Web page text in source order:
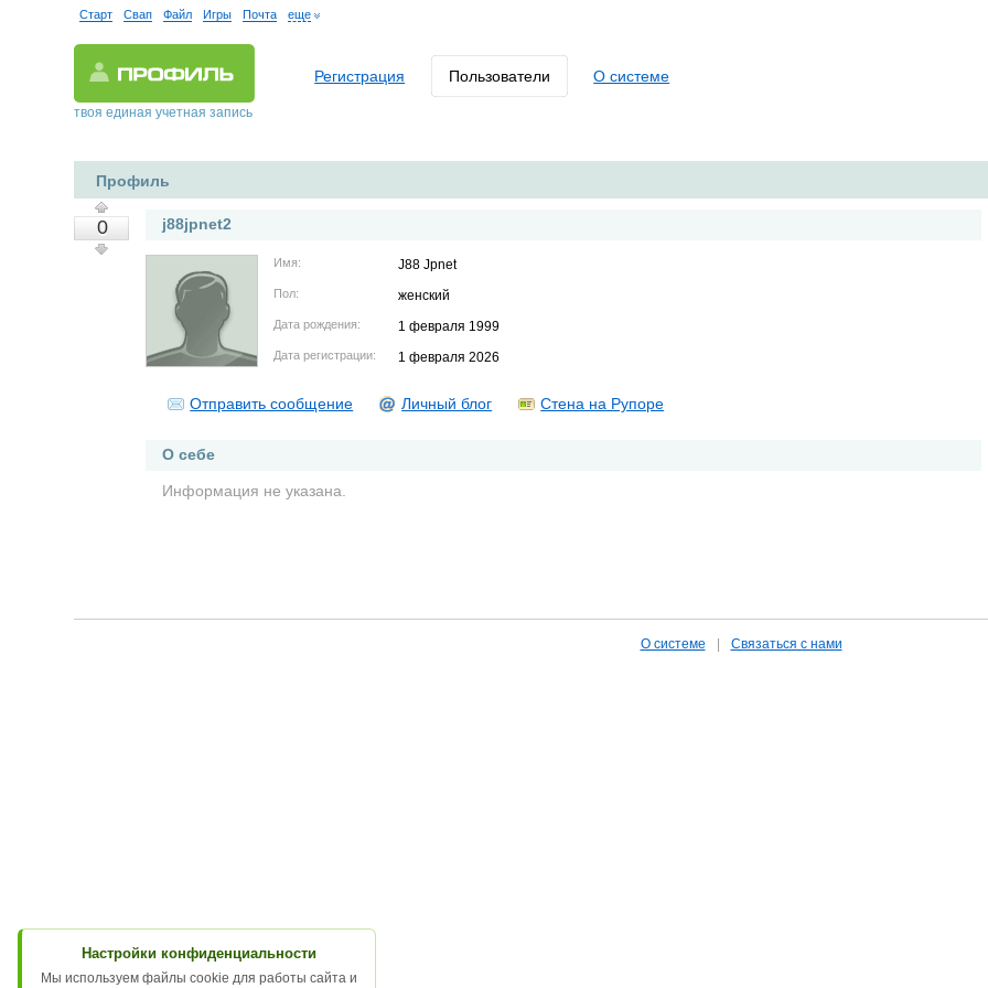
Старт Свап Файл Игры Почта еще
твоя единая учетная запись
Регистрация Пользователи О системе
Профиль
0 j88jpnet2
Имя: J88 Jpnet
Пол: женский
Дата рождения: 1 февраля 1999
Дата регистрации: 1 февраля 2026
Отправить сообщение Личный блог Стена на Рупоре
О себе
Информация не указана.
О системе Связаться с нами
Настройки конфиденциальности
Мы используем файлы cookie для работы сайта и